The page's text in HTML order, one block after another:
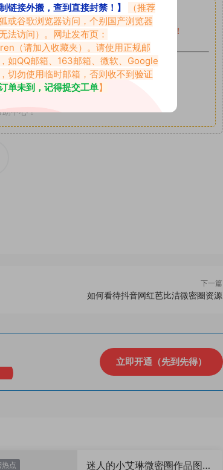
留言后，我们会第一时间进行审核后删除。
用于任何商业途径！请在下载24小时内删除！
升级对应的VIP。
素材以主流网盘分享。
7-zip；安卓：zarchiver；苹果：解压专家
助中心！
下一篇
如何看待抖音网红芭比洁微密圈资源
立即开通（先到先得）
点 迷人的小艾琳微密圈作品图
链接外搬，查到直接封禁！】
（推荐
或谷歌浏览器访问，个别国产浏览器
法访问）。网址发布页：
（请加入收藏夹）。请使用正规邮
如QQ邮箱、163邮箱、微软、Google
切勿使用临时邮箱，否则收不到验证
单未到，记得提交工单】